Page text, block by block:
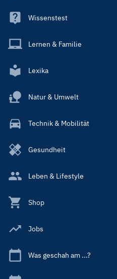
Wissenstest
Lernen & Familie
Lexika
Natur & Umwelt
Technik & Mobilität
Gesundheit
Leben & Lifestyle
Shop
Jobs
Was geschah am ...?